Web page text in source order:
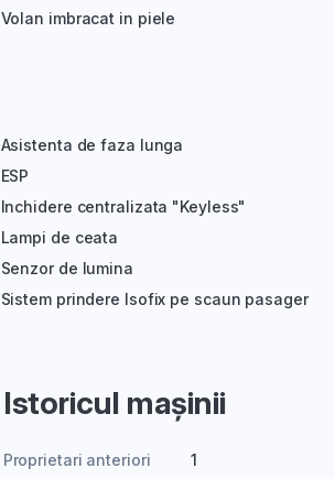
Volan imbracat in piele
Asistenta de faza lunga
ESP
Inchidere centralizata "Keyless"
Lampi de ceata
Senzor de lumina
Sistem prindere Isofix pe scaun pasager
Istoricul mașinii
Proprietari anteriori
1